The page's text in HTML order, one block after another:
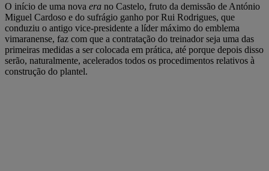
O início de uma nova era no Castelo, fruto da demissão de António
Miguel Cardoso e do sufrágio ganho por Rui Rodrigues, que
conduziu o antigo vice-presidente a líder máximo do emblema
vimaranense, faz com que a contratação do treinador seja uma das
primeiras medidas a ser colocada em prática, até porque depois disso
serão, naturalmente, acelerados todos os procedimentos relativos à
construção do plantel.